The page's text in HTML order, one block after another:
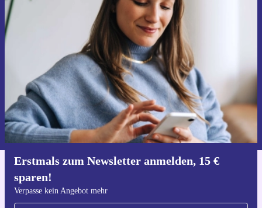
Erstmals zum Newsletter anmelden, 15 €
sparen!
Verpasse kein Angebot mehr
Erstmals zum Newsletter anmelden,
15 € sparen!
Verpasse kein Angebot mehr.
Gutschein anfordern
Informationen über die Verwendung personenbezogener Daten findest
du in unsererDatenschutzerklärung.
Für iOS und Android